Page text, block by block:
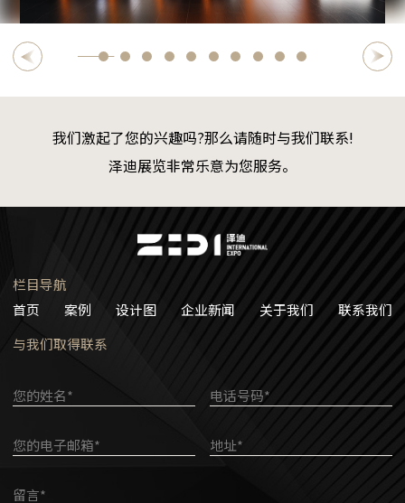
我们激起了您的兴趣吗?那么请随时与我们联系!
泽迪展览非常乐意为您服务。
栏目导航
首页
案例 设计图 企业新闻 关于我们
联系我们
与我们取得联系
您的姓名* 电话号码*
您的电子邮箱* 地址*
留言*